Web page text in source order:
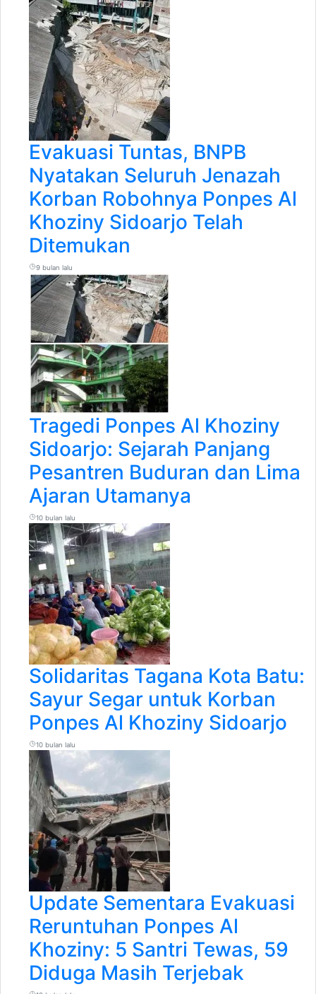
Evakuasi Tuntas, BNPB
Nyatakan Seluruh Jenazah
Korban Robohnya Ponpes Al
Khoziny Sidoarjo Telah
Ditemukan
9 bulan lalu
Tragedi Ponpes Al Khoziny
Sidoarjo: Sejarah Panjang
Pesantren Buduran dan Lima
Ajaran Utamanya
10 bulan lalu
Solidaritas Tagana Kota Batu:
Sayur Segar untuk Korban
Ponpes Al Khoziny Sidoarjo
10 bulan lalu
Update Sementara Evakuasi
Reruntuhan Ponpes Al
Khoziny: 5 Santri Tewas, 59
Diduga Masih Terjebak